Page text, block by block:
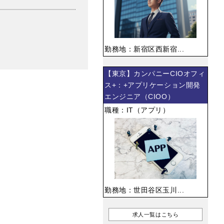
勤務地：新宿区西新宿...
【東京】カンパニーCIOオフィ
ス+：+アプリケーション開発
エンジニア（CIOO）
職種：IT（アプリ）
勤務地：世田谷区玉川...
求人一覧はこちら